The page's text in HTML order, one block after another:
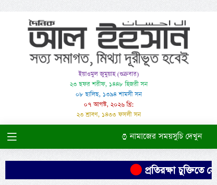
ইয়াওমুল জুমুয়াহ (শুক্রবার)
২৩ ছফর শরীফ, ১৪৪৮ হিজরী সন
০৮ ছালিছ, ১৩৯৪ শামসী সন
০৭ আগস্ট, ২০২৬ খ্রি:
২৩ শ্রাবণ, ১৪৩৩ ফসলী সন
নামাজের সময়সুচি দেখুন
প্রতিরক্ষা চুক্তিতে